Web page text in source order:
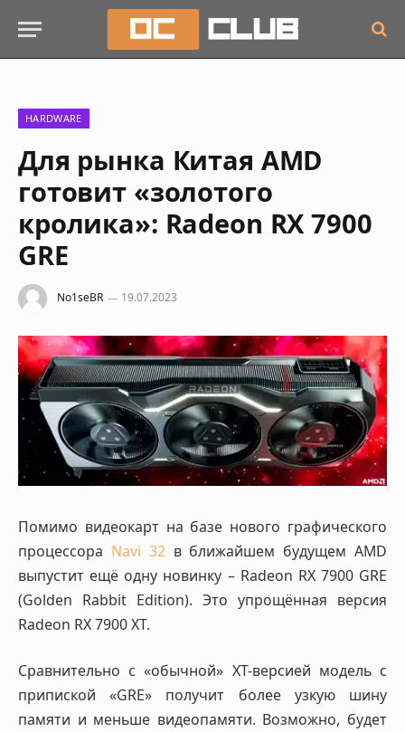
HARDWARE
Для рынка Китая AMD
готовит «золотого
кролика»: Radeon RX 7900
GRE
No1seBR 19.07.2023
Помимо видеокарт на базе нового графического
процессора Navi 32в ближайшем будущем AMD
выпустит ещё одну новинку – Radeon RX 7900 GRE
(Golden Rabbit Edition). Это упрощённая версия
Radeon RX 7900 XT.
Сравнительно с «обычной» XT-версией модель с
припиской «GRE» получит более узкую шину
памяти и меньше видеопамяти. Возможно, будет